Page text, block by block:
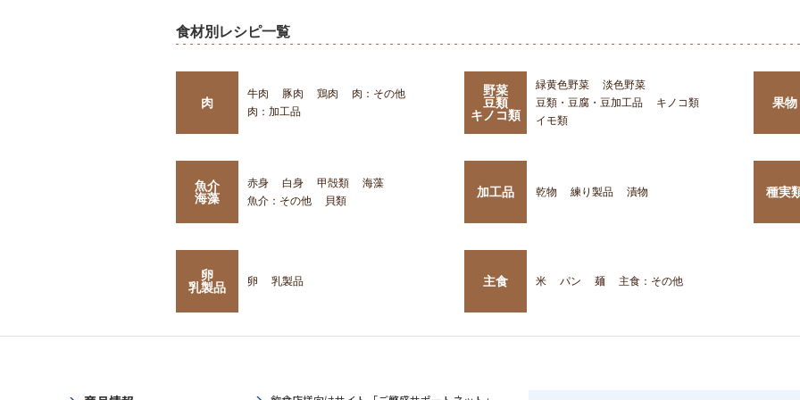
食材別レシピ一覧
肉
牛肉 豚肉 鶏肉
肉：その他
肉：加工品
野菜
豆類
キノコ類
緑黄色野菜
淡色野菜
豆類・豆腐・豆加工品
キノコ類
イモ類
果物
魚介
海藻
赤身 白身 甲殻類
海藻
魚介：その他
貝類
加工品 乾物 練り製品 漬物 種実
卵
乳製品
卵 乳製品 主食 米 パン 麺 主食：その他